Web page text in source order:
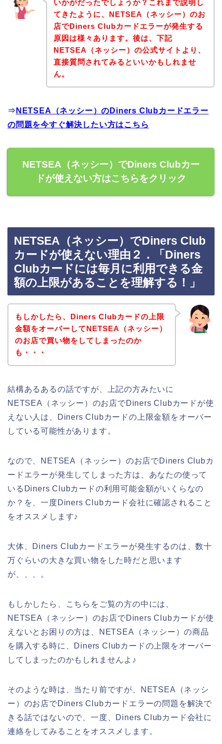
いかがだったでしょうか？これまで説明し
てきたように、NETSEA（ネッシー）のお
店でDiners Clubカードエラーが発生する
原因は様々あります。後は、下記
NETSEA（ネッシー）の公式サイトより、
直接質問されてみるといいかもしれませ
ん。
⇒ NETSEA（ネッシー）のDiners Clubカードエラー
の問題を今すぐ解決したい方はこちら
NETSEA（ネッシー）でDiners Clubカー
ドが使えない方はこちらをクリック
NETSEA（ネッシー）でDiners Club
カードが使えない理由２．「Diners
Clubカードには毎月に利用できる金
額の上限があることを理解する！」
もしかしたら、Diners Clubカードの上限
金額をオーバーしてNETSEA（ネッシー）
のお店で買い物をしてしまったのか
も・・・
結構あるあるの話ですが、上記の方みたいに
NETSEA（ネッシー）のお店でDiners Clubカードが使
えない人は、Diners Clubカードの上限金額をオーバー
している可能性があります。
なので、NETSEA（ネッシー）のお店でDiners Clubカ
ードエラーが発生してしまった方は、あなたの使って
いるDiners Clubカードの利用可能金額がいくらなの
か？を、一度Diners Clubカード会社に確認されること
をオススメします♪
大体、Diners Clubカードエラーが発生するのは、数十
万ぐらいの大きな買い物をした時だと思います
が、、、。
もしかしたら、こちらをご覧の方の中には、
NETSEA（ネッシー）のお店でDiners Clubカードが使
えないとお困りの方は、NETSEA（ネッシー）の商品
を購入する時に、Diners Clubカードの上限をオーバー
してしまったのかもしれませんよ♪
そのような時は、当たり前ですが、NETSEA（ネッシ
ー）のお店でDiners Clubカードエラーの問題を解決で
きる話ではないので、一度、Diners Clubカード会社に
連絡をしてみることをオススメします。